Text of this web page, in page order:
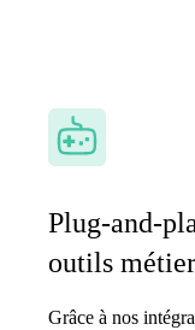
Plug-and-
outils
Grâce à nos